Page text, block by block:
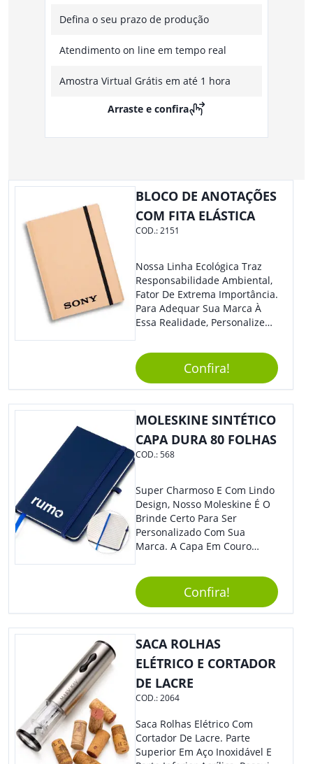
Defina o seu prazo de produção
Atendimento on line em tempo real
Amostra Virtual Grátis em até 1 hora
Arraste e confira
BLOCO DE ANOTAÇÕES
COM FITA ELÁSTICA
COD.:2151
Nossa Linha Ecológica Traz
Responsabilidade Ambiental,
Fator De Extrema Importância.
Para Adequar Sua Marca À
Essa Realidade, Personalize
Anotações Com Post-It E
Caneta. Elaborado A Partir De
Material Reciclado, O Brinde
Também É Prático, Tornando-
Se Assim Excelente Para Uso
Cotidiano. Perfeito, Não É?!
Confira!
MOLESKINE SINTÉTICO
CAPA DURA 80 FOLHAS
COD.:568
Super Charmoso E Com Lindo
Design, Nosso Moleskine É O
Brinde Certo Para Ser
Personalizado Com Sua
Marca. A Capa Em Couro
Elástico Permite Maior
Segurança Ao Carregá-Lo.
Ofereça A Seus Clientes E
Colaboradores, Sem Dúvidas
Eles Irão Adorar.
Confira!
SACA ROLHAS
ELÉTRICO E CORTADOR
DE LACRE
COD.:2064
Saca Rolhas Elétrico Com
Cortador De Lacre. Parte
Superior Em Aço Inoxidável E